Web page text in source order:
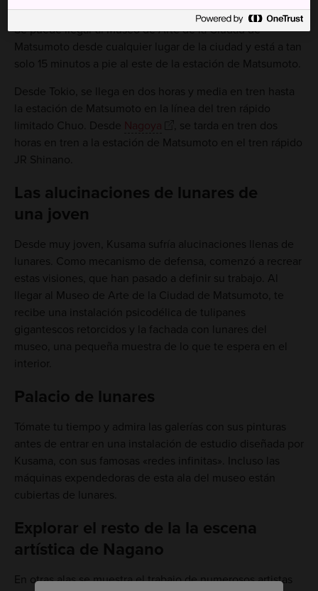
Se puede llegar al Museo de Arte de la Ciudad de
Matsumoto desde cualquier lugar de la ciudad y está a tan
solo 15 minutos a pie al este de la estación de Matsumoto.
Desde Tokio, se llega en dos horas y media en tren hasta
la estación de Matsumoto en la línea del tren rápido
limitado Chuo. Desde Nagoya
, se tarda en tren dos
horas en tren a la estación de Matsumoto en el tren rápido
JR Shinano.
Las alucinaciones de lunares de
una joven
Desde muy joven, Kusama sufría alucinaciones llenas de
lunares. Como mecanismo de defensa, comenzó a recrear
estas visiones, que han pasado a definir su trabajo. Al
llegar al Museo de Arte de la Ciudad de Matsumoto, te
recibe una instalación psicodélica de tulipanes
gigantescos retorcidos y la fachada con lunares del
museo, una pequeña muestra de lo que te espera en el
interior.
Palacio de lunares
Tómate tu tiempo y admira las galerías con sus pinturas
antes de entrar en una instalación de estudio diseñada por
Kusama, con sus famosas «redes infinitas». Incluso las
máquinas expendedoras de esta ala del museo están
cubiertas de lunares.
Explorar el resto de la la escena
artística de Nagano
En otras alas se muestra el trabajo de numerosos artistas